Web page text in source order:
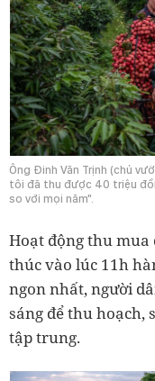
Ông Đinh Văn Trịnh (chủ
tôi đã thu được 40 triệu
so với mọi năm".
Hoạt động thu
thúc vào lúc 11h
ngon nhất, người
sáng để thu hoạch,
tập trung.